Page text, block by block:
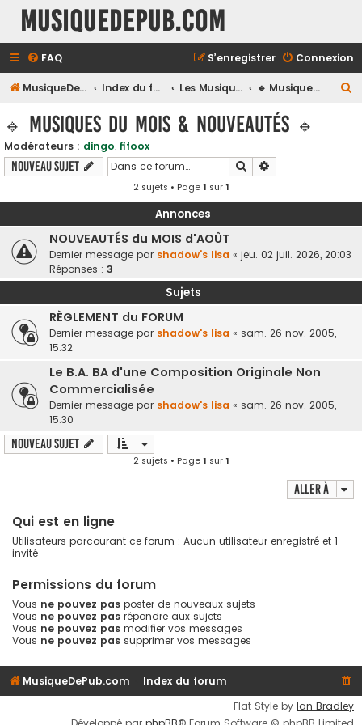
MusiqueDePub.com
FAQ Connexion
S’enregistrer
MusiqueDePub.com Index du forum Les Musiques De Pubs 🔹 Musiques du Mois & Nouveautés 🔹
🔹 Musiques du Mois & Nouveautés 🔹
Modérateurs : dingo, fifoox
Nouveau sujet Rechercher
2 sujets • Page1 sur1
Annonces
NOUVEAUTÉS du MOIS d'AOÛT
Dernier message par shadow's lisa « jeu. 02 juil. 2026, 20:03
Réponses : 3
Sujets
RÈGLEMENT du FORUM
Dernier message par shadow's lisa « sam. 26 nov. 2005,
15:32
Le B.A. BA d'une Composition Originale Non
Commercialisée
Dernier message par shadow's lisa « sam. 26 nov. 2005,
15:30
Nouveau sujet
2 sujets • Page1 sur1
Aller à
Qui est en ligne
Utilisateurs parcourant ce forum : Aucun utilisateur enregistré et 1
invité
Permissions du forum
Vous ne pouvez pas poster de nouveaux sujets
Vous ne pouvez pas répondre aux sujets
Vous ne pouvez pas modifier vos messages
Vous ne pouvez pas supprimer vos messages
MusiqueDePub.com
Index du forum
Flat Style by Ian Bradley